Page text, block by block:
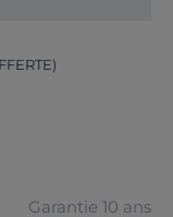
Garantie 10 ans